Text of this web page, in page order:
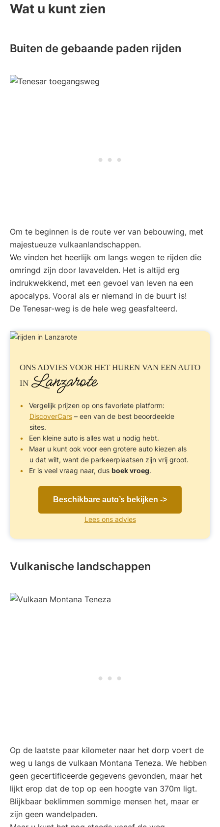
Wat u kunt zien
Buiten de gebaande paden rijden
Om te beginnen is de route ver van bebouwing, met
majestueuze vulkaanlandschappen.
We vinden het heerlijk om langs wegen te rijden die
omringd zijn door lavavelden. Het is altijd erg
indrukwekkend, met een gevoel van leven na een
apocalyps. Vooral als er niemand in de buurt is!
De Tenesar-weg is de hele weg geasfalteerd.
ONS ADVIES VOOR HET HUREN VAN EEN AUTO
IN Lanzarote
Vergelijk prijzen op ons favoriete platform:
DiscoverCars – een van de best beoordeelde
sites.
Een kleine auto is alles wat u nodig hebt.
Maar u kunt ook voor een grotere auto kiezen als
u dat wilt, want de parkeerplaatsen zijn vrij groot.
Er is veel vraag naar, dus boek vroeg.
Beschikbare auto’s bekijken ->
Lees ons advies
Vulkanische landschappen
Op de laatste paar kilometer naar het dorp voert de
weg u langs de vulkaan Montana Teneza. We hebben
geen gecertificeerde gegevens gevonden, maar het
lijkt erop dat de top op een hoogte van 370m ligt.
Blijkbaar beklimmen sommige mensen het, maar er
zijn geen wandelpaden.